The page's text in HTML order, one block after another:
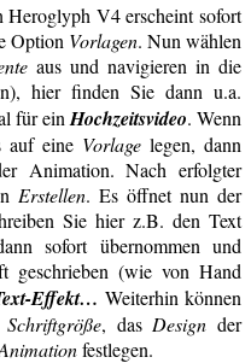
Heroglyph V4 erscheint sofort
Option Vorlagen. Nun wählen
aus und navigieren in die
hier finden Sie dann u.a.
für ein Hochzeitsvideo. Wenn
auf eine Vorlage legen, dann
Animation. Nach erfolgter
Erstellen. Es öffnet nun der
Sie hier z.B. den Text
sofort übernommen und
geschrieben (wie von Hand
Effekt… Weiterhin können
Schriftgröße, dasDesign der
festlegen.